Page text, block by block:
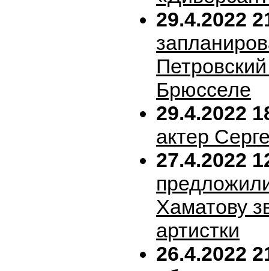
29.4.2022
Брюсселе
29.4.2022
актер
27.4.2022
Хаматову
артистки
26.4.2022